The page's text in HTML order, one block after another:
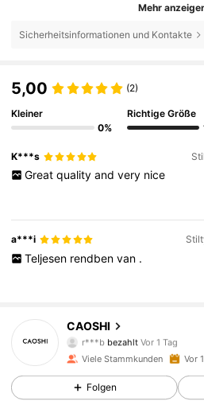
Mehr
Sicherheitsinformationen und Kontakte
5,00 (2)
Kleiner
0%
Richtige Größe
K***s
Great quality and very nice
a***i
Teljesen rendben van .
CAOSHI
r***bbezahlt
3***0 istVor 2 Stunden
Viele Stammkunden Vor
Folgen